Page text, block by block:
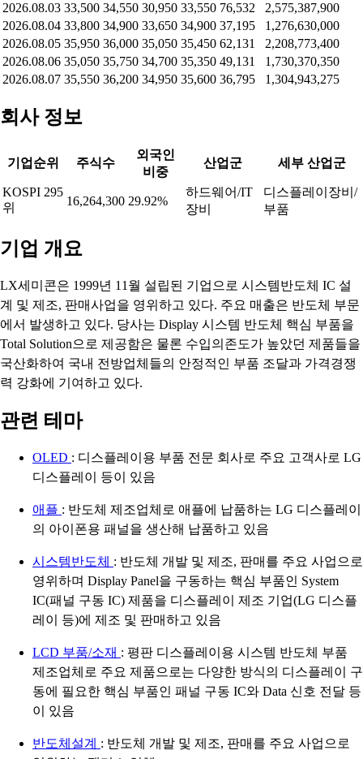
2026.08.03 33,500 34,550 30,950 33,550 76,532
2,575,387,900
2026.08.04 33,800 34,900 33,650 34,900 37,195
1,276,630,000
2026.08.05 35,950 36,000 35,050 35,450 62,131
2,208,773,400
2026.08.06 35,050 35,750 34,700 35,350 49,131
1,730,370,350
2026.08.07 35,550 36,200 34,950 35,600 36,795 1,304,943,275
회사 정보
기업순위 주식수
외국인
비중
산업군 세부 산업군
KOSPI 295
위
16,264,300 29.92%
하드웨어/IT
장비
디스플레이장비/
부품
기업 개요
LX세미콘은 1999년 11월 설립된 기업으로 시스템반도체 IC 설
계 및 제조, 판매사업을 영위하고 있다. 주요 매출은 반도체 부문
에서 발생하고 있다. 당사는 Display 시스템 반도체 핵심 부품을
Total Solution으로 제공함은 물론 수입의존도가 높았던 제품들을
국산화하여 국내 전방업체들의 안정적인 부품 조달과 가격경쟁
력 강화에 기여하고 있다.
관련 테마
OLED : 디스플레이용 부품 전문 회사로 주요 고객사로 LG
디스플레이 등이 있음
애플 : 반도체 제조업체로 애플에 납품하는 LG 디스플레이
의 아이폰용 패널을 생산해 납품하고 있음
시스템반도체 : 반도체 개발 및 제조, 판매를 주요 사업으로
영위하며 Display Panel을 구동하는 핵심 부품인 System
IC(패널 구동 IC) 제품을 디스플레이 제조 기업(LG 디스플
레이 등)에 제조 및 판매하고 있음
LCD 부품/소재 : 평판 디스플레이용 시스템 반도체 부품
제조업체로 주요 제품으로는 다양한 방식의 디스플레이 구
동에 필요한 핵심 부품인 패널 구동 IC와 Data 신호 전달 등
이 있음
반도체설계 : 반도체 개발 및 제조, 판매를 주요 사업으로